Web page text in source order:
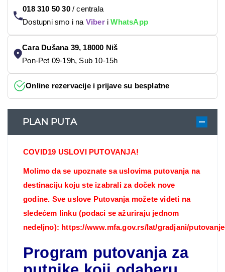
018 310 50 30/centrala
Dostupni smo i na ViberiWhatsApp
Cara Dušana 39, 18000 Niš
Pon-Pet 09-19h, Sub 10-15h
Online rezervacije i prijave su besplatne
PLAN PUTA
COVID19 USLOVI PUTOVANJA!
Molimo da se upoznate sa uslovima putovanja na
destinaciju koju ste izabrali za doček nove
godine. Sve uslove Putovanja možete videti na
sledećem linku (podaci se ažuriraju jednom
nedeljno): https://www.mfa.gov.rs/lat/gradjani/
Program putovanja za